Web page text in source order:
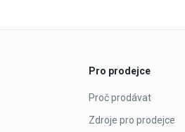
Pro prodejce
Proč prodávat
Zdroje pro prodejce